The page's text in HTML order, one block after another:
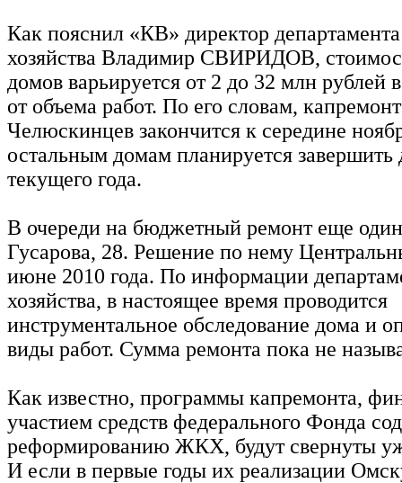
Как пояснил «КВ» директор департамента
хозяйства Владимир СВИРИДОВ,
домов варьируется от 2 до 32 млн рублей
от объема работ. По его словам,
Челюскинцев закончится к середине
остальным домам планируется завершить
текущего года.
В очереди на бюджетный ремонт еще
Гусарова, 28. Решение по нему
июне 2010 года. По информации
хозяйства, в настоящее время проводится
инструментальное обследование дома и
виды работ. Сумма ремонта пока не
Как известно, программы капремонта,
участием средств федерального Фонда
реформированию ЖКХ, будут свернуты
И если в первые годы их реализации